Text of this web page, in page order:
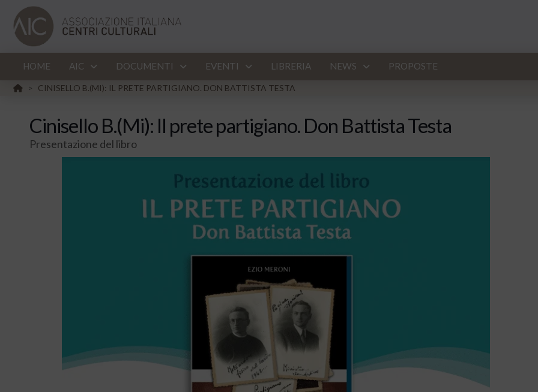
HOME AIC DOCUMENTI EVENTI LIBRERIA NEWS PROPOSTE
HOME
> CINISELLO B.(MI): IL PRETE PARTIGIANO. DON BATTISTA TESTA
Cinisello B.(Mi): Il prete partigiano. Don Battista Testa
Presentazione del libro